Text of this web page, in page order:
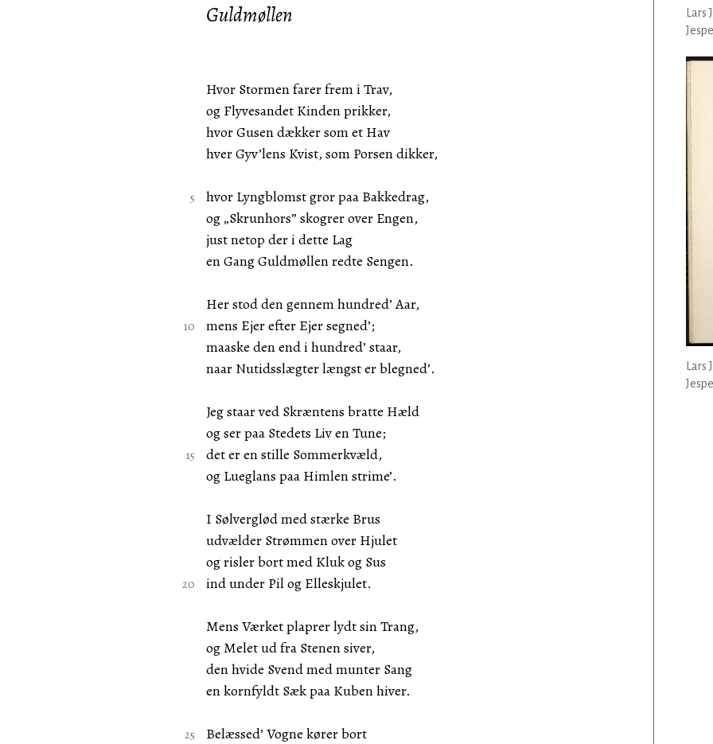
Guldmøllen
Hvor Stormen farer frem i Trav,
og Flyvesandet Kinden prikker,
hvor Gusen dækker som et Hav
hver Gyv’lens Kvist, som Porsen dikker,
hvor Lyngblomst gror paa Bakkedrag,
og „Skrunhors” skogrer over Engen,
just netop der i dette Lag
en Gang Guldmøllen redte Sengen.
Her stod den gennem hundred’ Aar,
mens Ejer efter Ejer segned’;
maaske den end i hundred’ staar,
naar Nutidsslægter længst er blegned’.
Jeg staar ved Skræntens bratte Hæld
og ser paa Stedets Liv en Tune;
det er en stille Sommerkvæld,
og Lueglans paa Himlen strime’.
I Sølverglød med stærke Brus
udvælder Strømmen over Hjulet
og risler bort med Kluk og Sus
ind under Pil og Elleskjulet.
Mens Værket plaprer lydt sin Trang,
og Melet ud fra Stenen siver,
den hvide Svend med munter Sang
en kornfyldt Sæk paa Kuben hiver.
Belæssed’ Vogne kører bort